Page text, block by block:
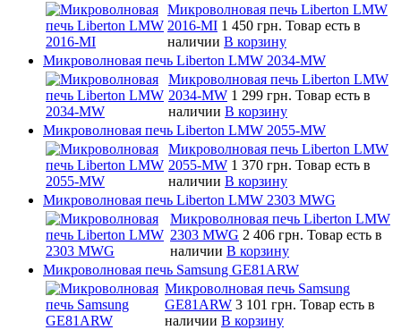
Микроволновая печь Liberton LMW
2016-MI 1 450 грн. Товар есть в
наличии В корзину
Микроволновая печь Liberton LMW 2034-MW
Микроволновая печь Liberton LMW
2034-MW 1 299 грн. Товар есть в
наличии В корзину
Микроволновая печь Liberton LMW 2055-MW
Микроволновая печь Liberton LMW
2055-MW 1 370 грн. Товар есть в
наличии В корзину
Микроволновая печь Liberton LMW 2303 MWG
Микроволновая печь Liberton LMW
2303 MWG 2 406 грн. Товар есть в
наличии В корзину
Микроволновая печь Samsung GE81ARW
Микроволновая печь Samsung
GE81ARW 3 101 грн. Товар есть в
наличии В корзину